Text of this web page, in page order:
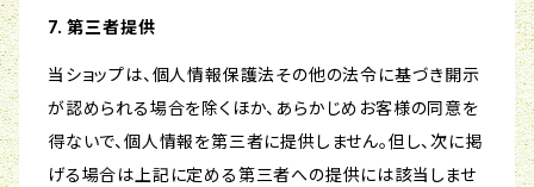
7. 第三者提供
当ショップは、個人情報保護法その他の法令に基づき開示
が認められる場合を除くほか、あらかじめお客様の同意を
得ないで、個人情報を第三者に提供しません。但し、次に掲
げる場合は上記に定める第三者への提供には該当しませ